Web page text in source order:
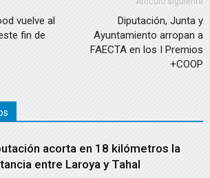
vuelve al
fin de
Diputación, Junta y
Ayuntamiento arropan a
FAECTA en los I Premios
+COOP
acorta en 18 kilómetros la
entre Laroya y Tahal